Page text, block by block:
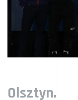
Olsztyn.